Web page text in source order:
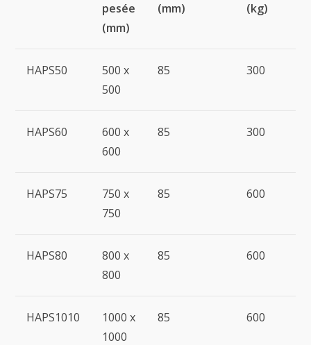
pesée
(mm)
(mm)
(kg)
HAPS50
500 x
500
85 300
HAPS60
600 x
600
85 300
HAPS75
750 x
750
85 600
HAPS80
800 x
800
85 600
HAPS1010
1000 x
1000
85 600